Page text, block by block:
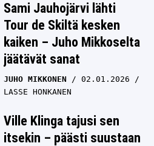
Sami Jauhojärvi lähti
Tour de Skiltä kesken
kaiken – Juho Mikkoselta
jäätävät sanat
JUHO MIKKONEN
02.01.2026
LASSE HONKANEN
Ville Klinga tajusi sen
itsekin – päästi suustaan